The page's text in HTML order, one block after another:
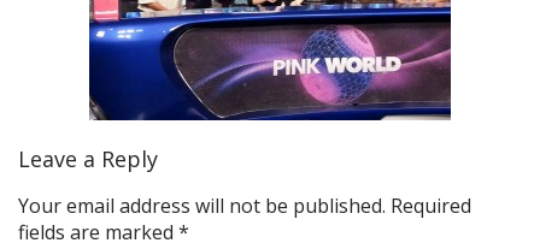
Leave a Reply
Your email address will not be published. Required
fields are marked *